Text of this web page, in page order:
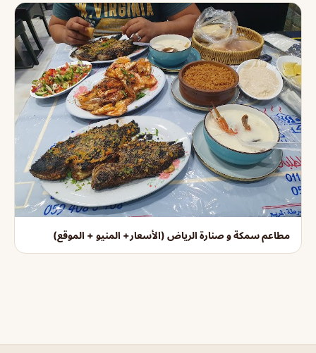
مطاعم سمكة و صنارة الرياض (الأسعار+ المنيو + الموقع)